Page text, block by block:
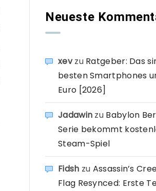
Neueste
xevzu Ratgeber: Das
besten Smartphones
Euro [2026]
Jadawin zu Babylon
Serie bekommt
Steam-Spiel
Fidsh zu Assassin’s
Flag Resynced: Erste